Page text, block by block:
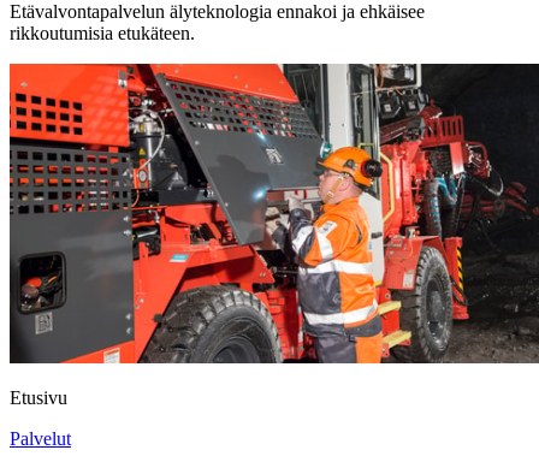
Etävalvontapalvelun älyteknologia ennakoi ja ehkäisee
rikkoutumisia etukäteen.
Etusivu
Palvelut